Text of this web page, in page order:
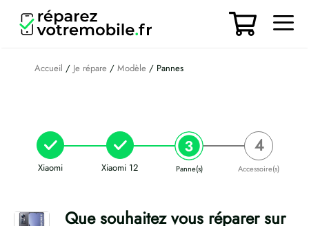
contenu
Accueil / Je répare / Modèle / Pannes
Xiaomi Xiaomi 12 Panne(s) Accessoire(s)
Que souhaitez vous réparer sur